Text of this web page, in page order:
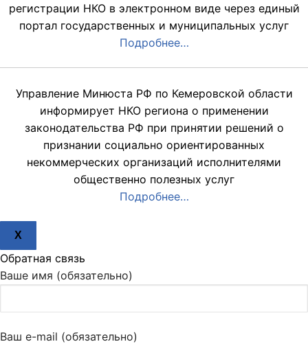
регистрации НКО в электронном виде через единый
портал государственных и муниципальных услуг
Подробнее…
Управление Минюста РФ по Кемеровской области
информирует НКО региона о применении
законодательства РФ при принятии решений о
признании социально ориентированных
некоммерческих организаций исполнителями
общественно полезных услуг
Подробнее…
X
Обратная связь
Ваше имя (обязательно)
Ваш e-mail (обязательно)